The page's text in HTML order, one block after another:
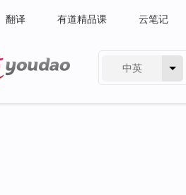
翻译 有道精品课 云笔记
中英